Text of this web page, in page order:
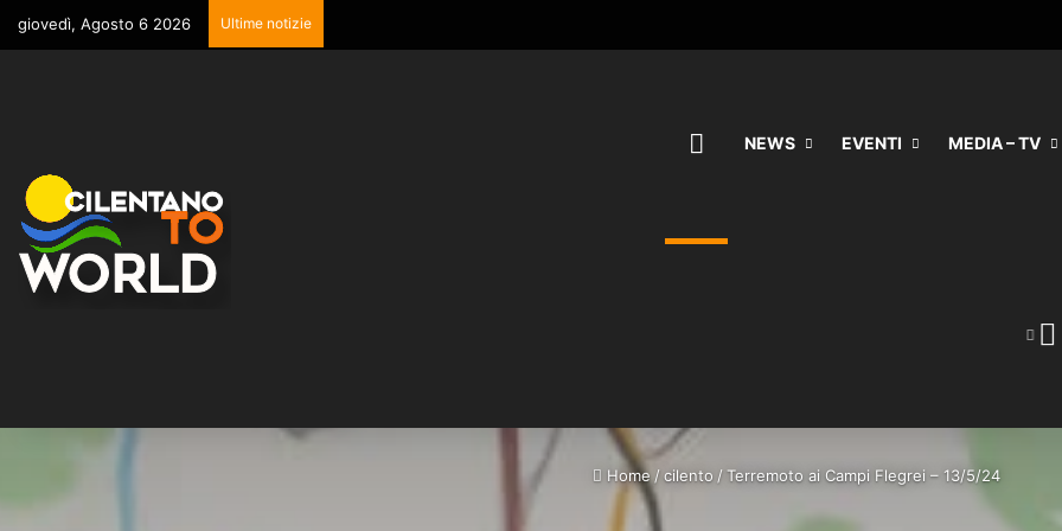
giovedì, Agosto 6 2026 Ultime notizie
HOMENEWS EVENTI MEDIA – TV
Home /cilento /Terremoto ai Campi Flegrei – 13/5/24